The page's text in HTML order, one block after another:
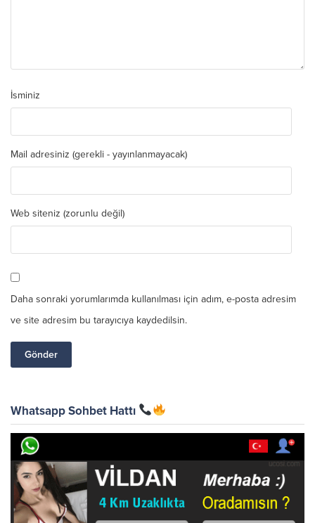
İsminiz
Mail adresiniz (gerekli - yayınlanmayacak)
Web siteniz (zorunlu değil)
Daha sonraki yorumlarımda kullanılması için adım, e-posta adresim
ve site adresim bu tarayıcıya kaydedilsin.
Whatsapp Sohbet Hattı